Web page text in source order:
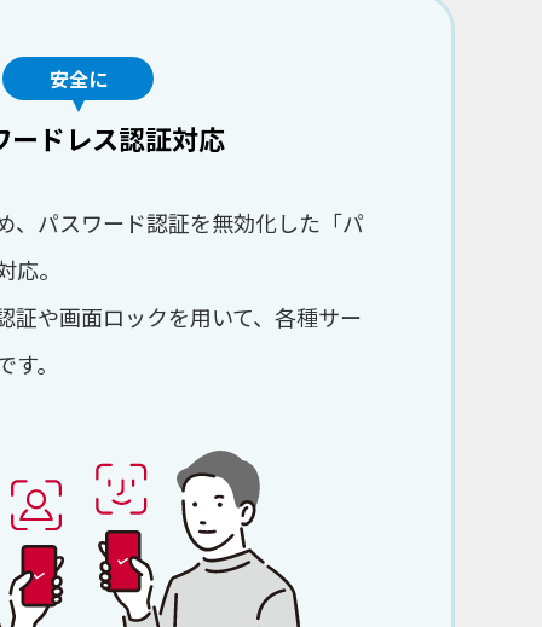
安全に
ードレス認証対応
、パスワード認証を無効化した「パ
。
証や画面ロックを用いて、各種サー
。